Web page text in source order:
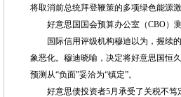
将取消前总统拜登鞭策的多项绿色能源
好意思国国会预算办公室（CBO）测
国际信用评级机构穆迪以为，握续的
象恶化。穆迪晓喻，决定将好意思国恒
预测从“负面”妥洽为“镇定”。
好意思债投资者5月承受了关税不笃